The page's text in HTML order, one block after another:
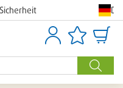
Suche
AnmeldenArtikellisten